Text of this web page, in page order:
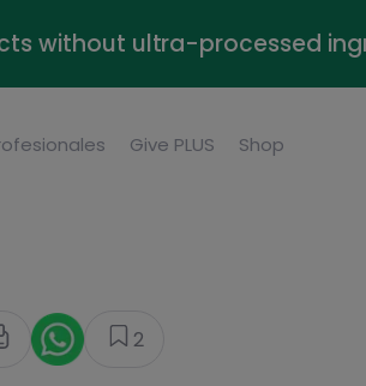
without ultra-processed
Give PLUS Shop
2